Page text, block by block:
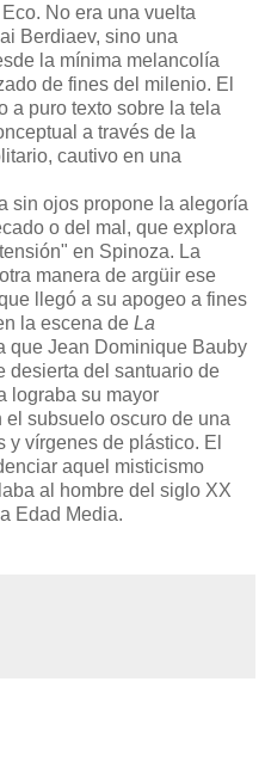
No era una vuelta
Berdiaev, sino una
la mínima melancolía
de fines del milenio. El
a puro texto sobre la tela
a través de la
cautivo en una
sin ojos propone la alegoría
o del mal, que explora
en Spinoza. La
manera de argüir ese
llegó a su apogeo a fines
la escena de La
que Jean Dominique Bauby
desierta del santuario de
lograba su mayor
subsuelo oscuro de una
y vírgenes de plástico. El
aquel misticismo
al hombre del siglo XX
Edad Media.